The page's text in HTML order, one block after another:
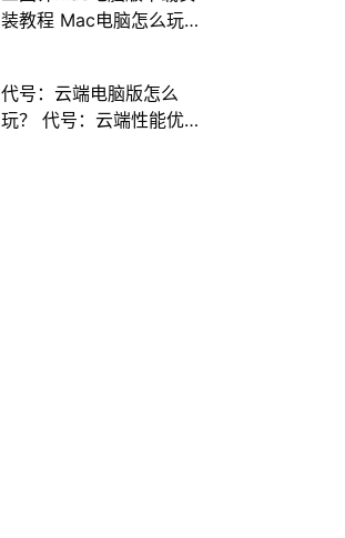
装教程 Mac电脑怎么玩
代号：云端电脑版怎么
玩？ 代号：云端性能优